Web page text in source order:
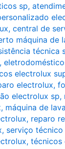
sp,
, central de
máquina de
técnica
,
electrolux
electrolux,
electrolux sp,
, máquina de
, reparo
, serviço
, técnicos